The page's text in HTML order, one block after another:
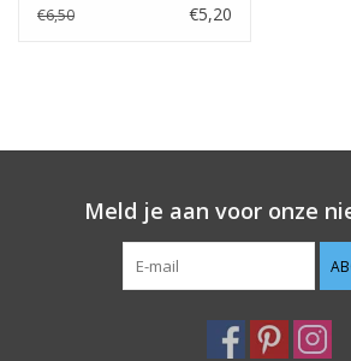
€6,50 €5,20
Meld je aan voor onze